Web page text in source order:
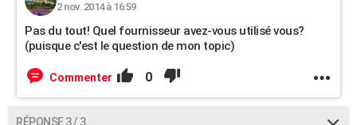
2 nov. 2014 à 16:59
Pas du tout! Quel fournisseur avez-vous utilisé vous?
(puisque c'est le question de mon topic)
Commenter 0
RÉPONSE 3 / 3